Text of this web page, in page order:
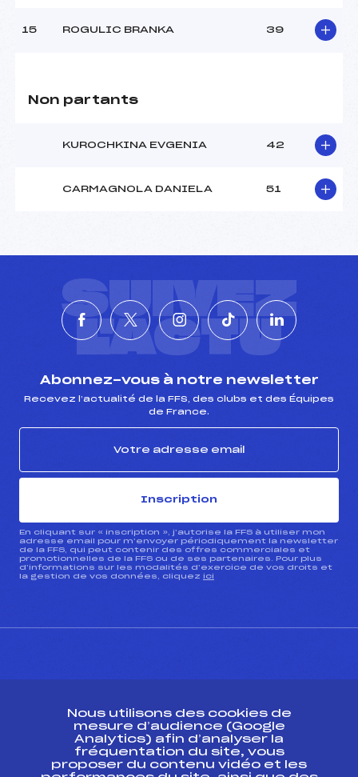
15 ROGULIC BRANKA 39
Non partants
KUROCHKINA EVGENIA 42
CARMAGNOLA DANIELA 51
SUIVEZ
L'ACTU
Abonnez-vous à notre newsletter
Recevez l’actualité de la FFS, des clubs et des Équipes
de France.
Inscription
En cliquant sur « inscription », j’autorise la FFS à utiliser mon
adresse email pour m’envoyer périodiquement la newsletter
de la FFS, qui peut contenir des offres commerciales et
promotionnelles de la FFS ou de ses partenaires. Pour plus
d’informations sur les modalités d’exercice de vos droits et
la gestion de vos données, cliquez ici
Ressources
Nous utilisons des cookies de
mesure d’audience (Google
Analytics) afin d’analyser la
fréquentation du site, vous
proposer du contenu vidéo et les